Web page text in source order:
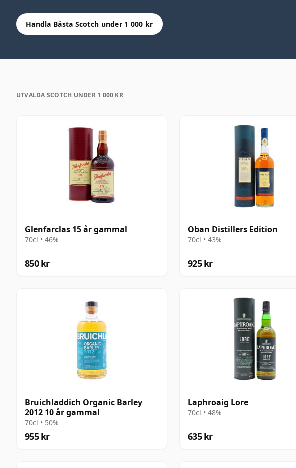
Handla Bästa Scotch under 1 000 kr
UTVALDA SCOTCH UNDER 1 000 KR
Glenfarclas 15 år gammal
70cl • 46%
850 kr
Oban Distillers Edition
70cl • 43%
925 kr
Bruichladdich Organic Barley
2012 10 år gammal
70cl • 50%
955 kr
Laphroaig Lore
70cl • 48%
635 kr